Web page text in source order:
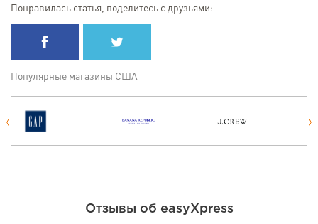
Понравилась статья, поделитесь с друзьями:
Популярные магазины США
Отзывы об easyXpress